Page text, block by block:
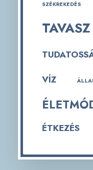
SZÉKREKEDÉS
TAVASZ
VÍZ
ÉTKEZÉS